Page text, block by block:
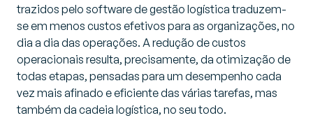
trazidos pelo software de gestão logística traduzem-
se em menos custos efetivos para as organizações, no
dia a dia das operações. A redução de custos
operacionais resulta, precisamente, da otimização de
todas etapas, pensadas para um desempenho cada
vez mais afinado e eficiente das várias tarefas, mas
também da cadeia logística, no seu todo.